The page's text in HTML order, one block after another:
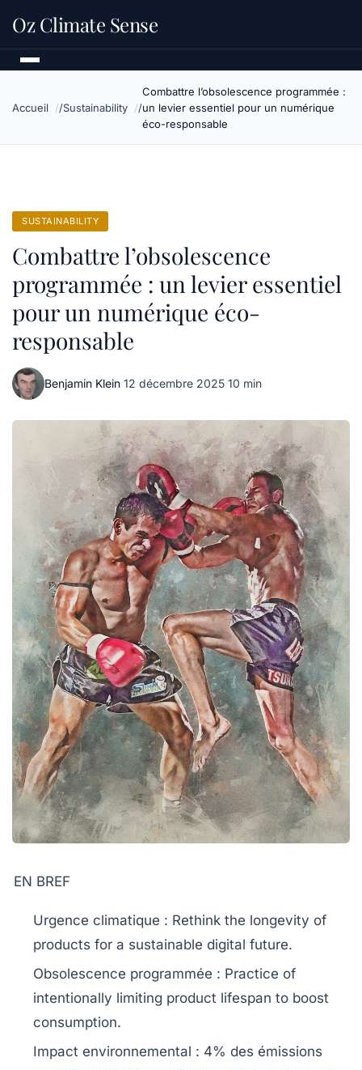
Oz Climate Sense
Accueil Sustainability
Combattre l’obsolescence programmée :
un levier essentiel pour un numérique
éco-responsable
SUSTAINABILITY
Combattre l’obsolescence
programmée : un levier essentiel
pour un numérique éco-
responsable
Benjamin Klein·12 décembre 2025·10 min
EN BREF
Urgence climatique : Rethink the longevity of
products for a sustainable digital future.
Obsolescence programmée : Practice of
intentionally limiting product lifespan to boost
consumption.
Impact environnemental : 4% des émissions